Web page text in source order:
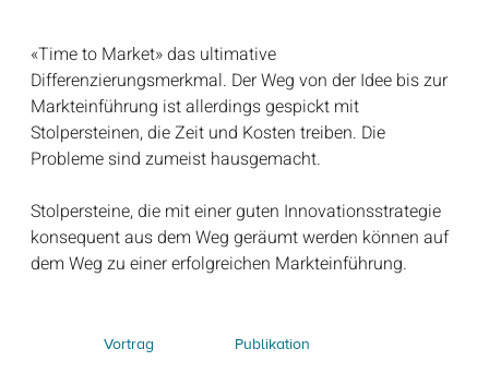
Vortrag
«Time to Market» das ultimative
Differenzierungsmerkmal. Der Weg von der Idee bis zur
Markteinführung ist allerdings gespickt mit
Stolpersteinen, die Zeit und Kosten treiben. Die
Probleme sind zumeist hausgemacht.
Stolpersteine, die mit einer guten Innovationsstrategie
konsequent aus dem Weg geräumt werden können auf
dem Weg zu einer erfolgreichen Markteinführung.
Publikation